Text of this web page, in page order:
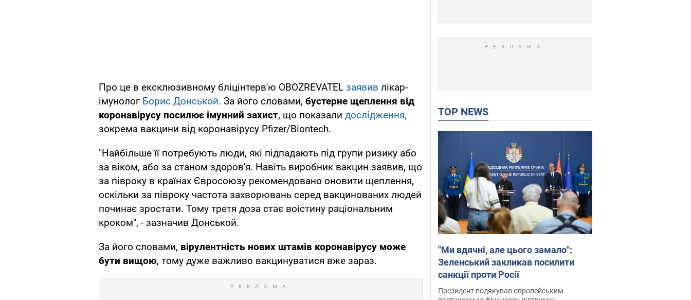
Про це в ексклюзивному бліцінтерв'ю OBOZREVATEL заявив лікар-
імунолог Борис Донськой. За його словами, бустерне щеплення від
коронавірусу посилює імунний захист, що показали дослідження,
зокрема вакцини від коронавірусу Pfizer/Biontech.
"Найбільше її потребують люди, які підпадають під групи ризику або
за віком, або за станом здоров'я. Навіть виробник вакцин заявив, що
за півроку в країнах Євросоюзу рекомендовано оновити щеплення,
оскільки за півроку частота захворювань серед вакцинованих людей
починає зростати. Тому третя доза стає воістину раціональним
кроком", - зазначив Донськой.
За його словами, вірулентність нових штамів коронавірусу може
бути вищою, тому дуже важливо вакцинуватися вже зараз.
TOP NEWS
"Ми вдячні, але цього замало":
Зеленський закликав посилити
санкції проти Росії
Президент подякував європейським